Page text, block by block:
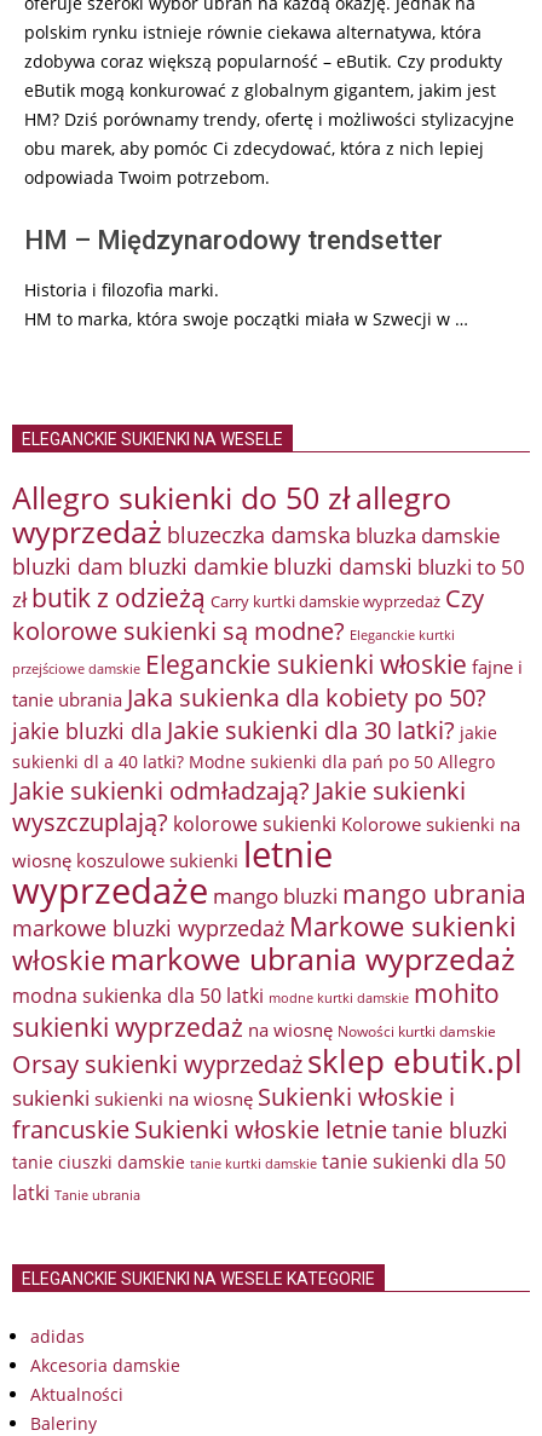
polskim rynku istnieje równie ciekawa alternatywa, która
zdobywa coraz większą popularność – eButik. Czy produkty
eButik mogą konkurować z globalnym gigantem, jakim jest
HM? Dziś porównamy trendy, ofertę i możliwości stylizacyjne
obu marek, aby pomóc Ci zdecydować, która z nich lepiej
odpowiada Twoim potrzebom.
HM – Międzynarodowy trendsetter
Historia i filozofia marki.
HM to marka, która swoje początki miała w Szwecji w …
ELEGANCKIE SUKIENKI NA WESELE
Allegro sukienki do 50 złallegro
wyprzedaż bluzeczka damska bluzka damskie
bluzki dam bluzki damkie bluzki damski bluzki to 50
zł butik z odzieżą Carry kurtki damskie wyprzedaż Czy
kolorowe sukienki są modne? Eleganckie kurtki
przejściowe damskie Eleganckie sukienki włoskie fajne i
tanie ubrania Jaka sukienka dla kobiety po 50?
jakie bluzki dla Jakie sukienki dla 30 latki? jakie
sukienki dl a 40 latki? Modne sukienki dla pań po 50 Allegro
Jakie sukienki odmładzają? Jakie sukienki
wyszczuplają? kolorowe sukienki Kolorowe sukienki na
wiosnę koszulowe sukienki letnie
wyprzedaże mango bluzki mango ubrania
markowe bluzki wyprzedaż Markowe sukienki
włoskie markowe ubrania wyprzedaż
modna sukienka dla 50 latki modne kurtki damskie mohito
sukienki wyprzedaż na wiosnę Nowości kurtki damskie
Orsay sukienki wyprzedażsklep ebutik.pl
sukienki sukienki na wiosnę Sukienki włoskie i
francuskieSukienki włoskie letnietanie bluzki
tanie ciuszki damskie tanie kurtki damskie tanie sukienki dla 50
latki Tanie ubrania
ELEGANCKIE SUKIENKI NA WESELE KATEGORIE
adidas
Akcesoria damskie
Aktualności
Baleriny